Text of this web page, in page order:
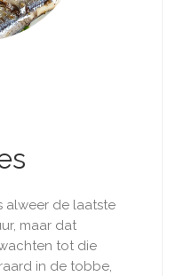
alweer de laatste
maar dat
tot die
in de tobbe,